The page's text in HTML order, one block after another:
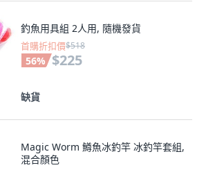
釣魚用具組 2人用, 隨機發貨
首購折扣價$518
56% $225
缺貨
Magic Worm 鱒魚冰釣竿 冰釣竿套組,
混合顏色